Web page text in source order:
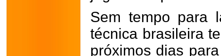
Sem tempo para
técnica brasileira
próximos dias